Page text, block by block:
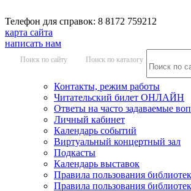
Телефон для справок: 8 8172 759212
карта сайта
написать нам
Поиск по сайту Поиск по каталогу
Контакты, режим работы
Читательский билет ОНЛАЙН
Ответы на часто задаваемые
Личный кабинет
Календарь событий
Виртуальный концертный зал
Подкасты
Календарь выставок
Правила пользования
Правила пользования